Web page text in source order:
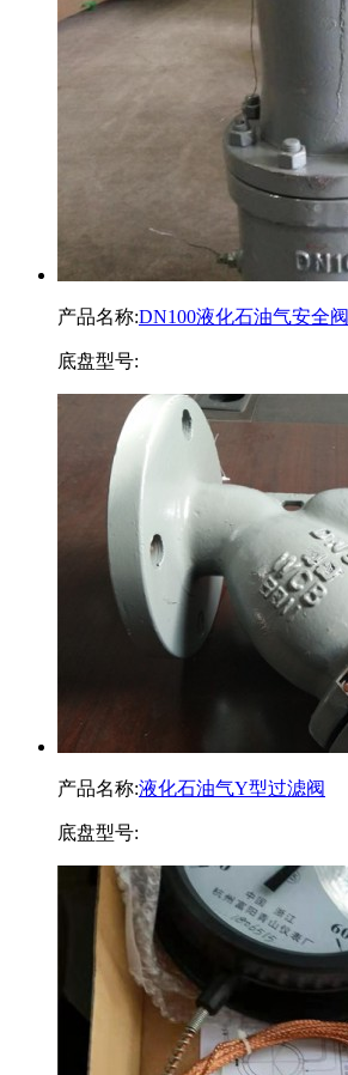
产品名称:DN100液化石油气安全阀
底盘型号:
产品名称:液化石油气Y型过滤阀
底盘型号: